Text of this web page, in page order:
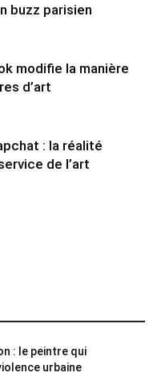
buzz parisien
modifie la manière
d’art
: la réalité
de l’art
: le peintre qui
urbaine